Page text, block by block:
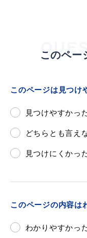
公共施設
便利なサ
気象情報リン
このペー
このページは見つけ
見つけやすかっ
どちらとも言え
見つけにくかっ
このページの内容は
わかりやすかっ